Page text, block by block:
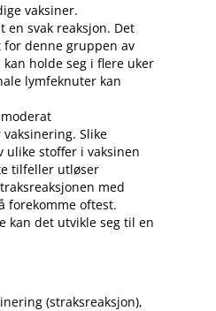
vaksiner.
svak reaksjon. Det
for denne gruppen av
holde seg i flere uker
lymfeknuter kan
Slike
ulike stoffer i vaksinen
tilfeller utløser
med
forekomme oftest.
kan det utvikle seg til en
(straksreaksjon),